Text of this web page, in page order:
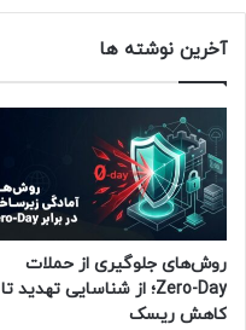
آخرین نوشته ها
روش‌های جلوگیری از حملات
Zero-Day؛ از شناسایی تهدید تا
کاهش ریسک